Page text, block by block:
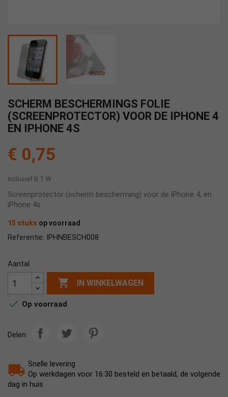
SCHERM BESCHERMINGS FOLIE
(SCREENPROTECTOR) VOOR DE IPHONE 4
EN IPHONE 4S
€ 0,75
Inclusief B.T.W.
Screenprotector (scherm bescherming) voor de iPhone 4, en
iPhone 4s
15 stuks op voorraad
Referentie: IPHNBESCH008
Aantal
 IN WINKELWAGEN
 Op voorraad
Delen
Snelle levering
Op werkdagen voor 16:30 besteld en betaald, de volgende
dag in huis